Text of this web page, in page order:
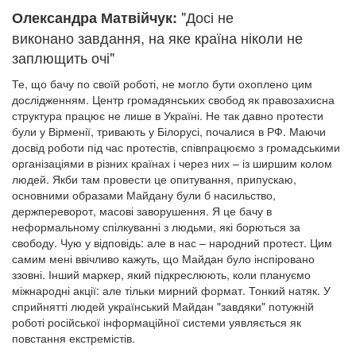
Олександра Матвійчук: "Досі не
виконано завдання, на яке країна ніколи не
заплющить очі"
Те, що бачу по своїй роботі, не могло бути охоплено цим
дослідженням. Центр громадянських свобод як правозахисна
структура працює не лише в Україні. Не так давно протести
були у Вірменії, тривають у Білорусі, почалися в РФ. Маючи
досвід роботи під час протестів, співпрацюємо з громадськими
організаціями в різних країнах і через них – із ширшим колом
людей. Якби там провести це опитування, припускаю,
основними образами Майдану були б насильство,
держпереворот, масові заворушення. Я це бачу в
неформальному спілкуванні з людьми, які борються за
свободу. Чую у відповідь: але в нас – народний протест. Цим
самим мені ввічливо кажуть, що Майдан було інспіровано
ззовні. Інший маркер, який підкреслюють, коли плануємо
міжнародні акції: але тільки мирний формат. Тонкий натяк. У
сприйнятті людей український Майдан "завдяки" потужній
роботі російської інформаційної системи уявляється як
повстання екстремістів.